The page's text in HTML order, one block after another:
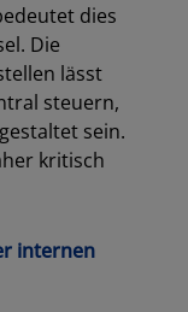
dies
Die
lässt
steuern,
sein.
kritisch
internen